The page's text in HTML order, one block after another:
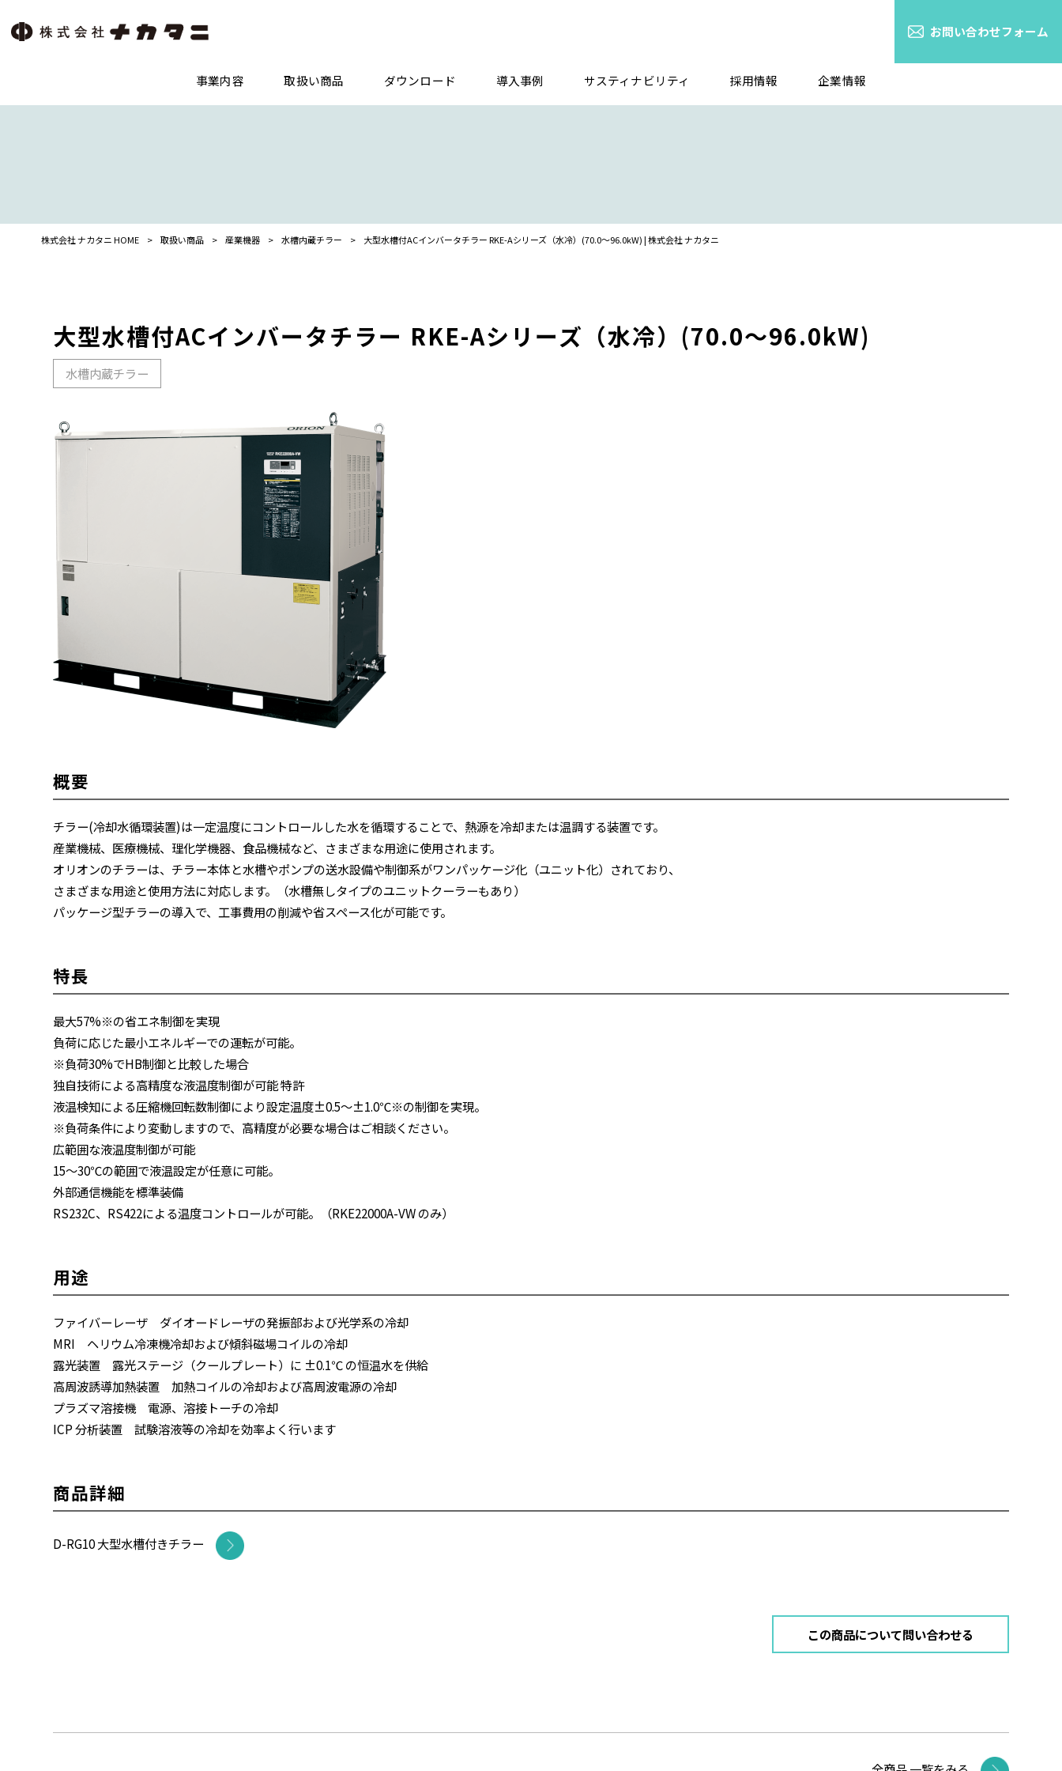
お問い合わせフォーム
事業内容 取扱い商品 ダウンロード 導入事例 サスティナビリティ 採用情報 企業情報
株式会社 ナカタニ HOME > 取扱い商品 > 産業機器 > 水槽内蔵チラー > 大型水槽付ACインバータチラー RKE-Aシリーズ（水冷）(70.0～96.0kW) | 株式会社 ナカタニ
大型水槽付ACインバータチラー RKE-Aシリーズ（水冷）(70.0～96.0kW)
水槽内蔵チラー
概要
チラー(冷却水循環装置)は一定温度にコントロールした水を循環することで、熱源を冷却または温調する装置です。
産業機械、医療機械、理化学機器、食品機械など、さまざまな用途に使用されます。
オリオンのチラーは、チラー本体と水槽やポンプの送水設備や制御系がワンパッケージ化（ユニット化）されており、
さまざまな用途と使用方法に対応します。（水槽無しタイプのユニットクーラーもあり）
パッケージ型チラーの導入で、工事費用の削減や省スペース化が可能です。
特長
最大57%※の省エネ制御を実現
負荷に応じた最小エネルギーでの運転が可能。
※負荷30%でHB制御と比較した場合
独自技術による高精度な液温度制御が可能 特許
液温検知による圧縮機回転数制御により設定温度±0.5～±1.0℃※の制御を実現。
※負荷条件により変動しますので、高精度が必要な場合はご相談ください。
広範囲な液温度制御が可能
15～30℃の範囲で液温設定が任意に可能。
外部通信機能を標準装備
RS232C、RS422による温度コントロールが可能。（RKE22000A-VW のみ）
用途
ファイバーレーザ ダイオードレーザの発振部および光学系の冷却
MRI ヘリウム冷凍機冷却および傾斜磁場コイルの冷却
露光装置 露光ステージ（クールプレート）に ±0.1℃ の恒温水を供給
高周波誘導加熱装置 加熱コイルの冷却および高周波電源の冷却
プラズマ溶接機 電源、溶接トーチの冷却
ICP 分析装置 試験溶液等の冷却を効率よく行います
商品詳細
D-RG10 大型水槽付きチラー
この商品について問い合わせる